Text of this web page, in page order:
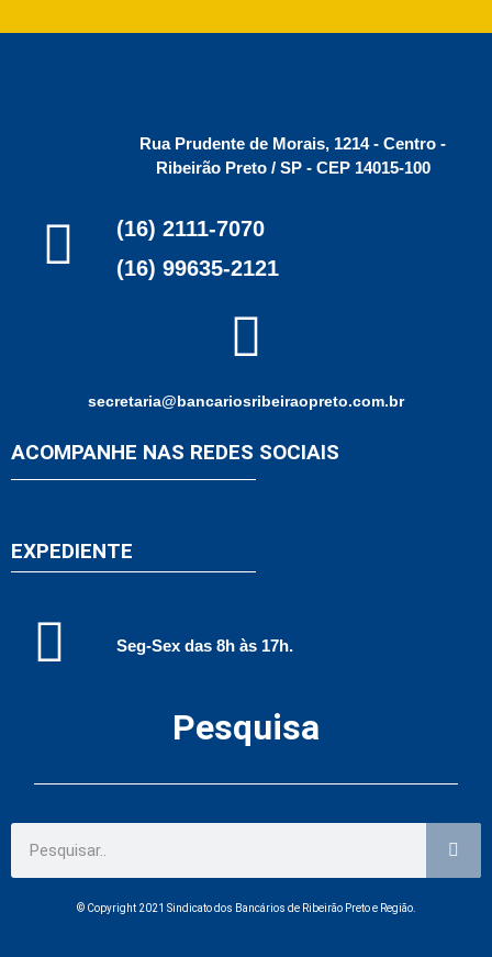
Rua Prudente de Morais, 1214 - Centro -
Ribeirão Preto / SP - CEP 14015-100
(16) 2111-7070
(16) 99635-2121
secretaria@bancariosribeiraopreto.com.br
ACOMPANHE NAS REDES SOCIAIS
EXPEDIENTE
Seg-Sex das 8h às 17h.
Pesquisa
© Copyright 2021 Sindicato dos Bancários de Ribeirão Preto e Região.